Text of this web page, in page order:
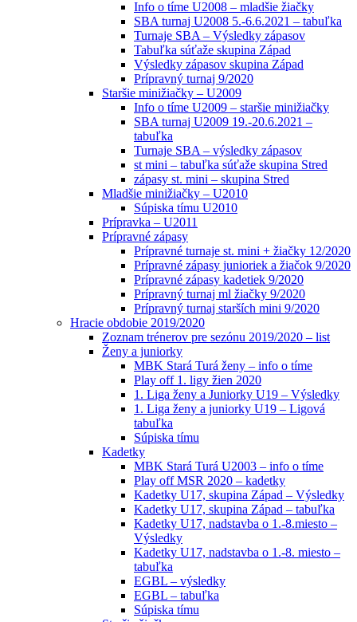
Info o tíme U2008 – mladšie žiačky
SBA turnaj U2008 5.-6.6.2021 – tabuľka
Turnaje SBA – Výsledky zápasov
Tabuľka súťaže skupina Západ
Výsledky zápasov skupina Západ
Prípravný turnaj 9/2020
Staršie minižiačky – U2009
Info o tíme U2009 – staršie minižiačky
SBA turnaj U2009 19.-20.6.2021 –
tabuľka
Turnaje SBA – výsledky zápasov
st mini – tabuľka súťaže skupina Stred
zápasy st. mini – skupina Stred
Mladšie minižiačky – U2010
Súpiska tímu U2010
Prípravka – U2011
Prípravné zápasy
Prípravné turnaje st. mini + žiačky 12/2020
Prípravné zápasy junioriek a žiačok 9/2020
Prípravné zápasy kadetiek 9/2020
Prípravný turnaj ml žiačky 9/2020
Prípravný turnaj starších mini 9/2020
Hracie obdobie 2019/2020
Zoznam trénerov pre sezónu 2019/2020 – list
Ženy a juniorky
MBK Stará Turá ženy – info o tíme
Play off 1. ligy žien 2020
1. Liga ženy a Juniorky U19 – Výsledky
1. Liga ženy a juniorky U19 – Ligová
tabuľka
Súpiska tímu
Kadetky
MBK Stará Turá U2003 – info o tíme
Play off MSR 2020 – kadetky
Kadetky U17, skupina Západ – Výsledky
Kadetky U17, skupina Západ – tabuľka
Kadetky U17, nadstavba o 1.-8.miesto –
Výsledky
Kadetky U17, nadstavba o 1.-8. miesto –
tabuľka
EGBL – výsledky
EGBL – tabuľka
Súpiska tímu